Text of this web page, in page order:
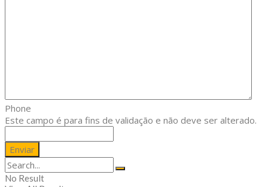
Phone
Este campo é para fins de validação e não deve ser alterado.
No Result